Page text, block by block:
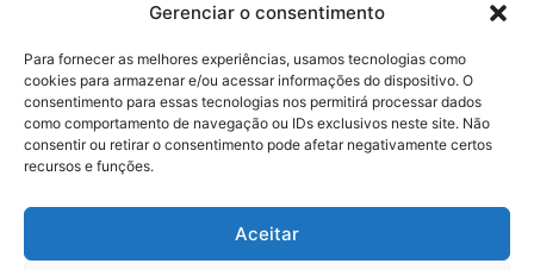
Gerenciar o consentimento
Para fornecer as melhores experiências, usamos tecnologias como
cookies para armazenar e/ou acessar informações do dispositivo. O
consentimento para essas tecnologias nos permitirá processar dados
como comportamento de navegação ou IDs exclusivos neste site. Não
consentir ou retirar o consentimento pode afetar negativamente certos
recursos e funções.
Aceitar
Save my name, email, and website in this browser for the
next time I comment.